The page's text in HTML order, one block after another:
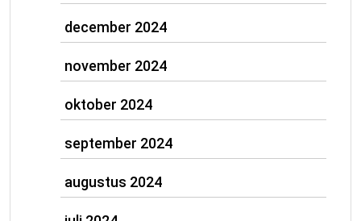
december 2024
november 2024
oktober 2024
september 2024
augustus 2024